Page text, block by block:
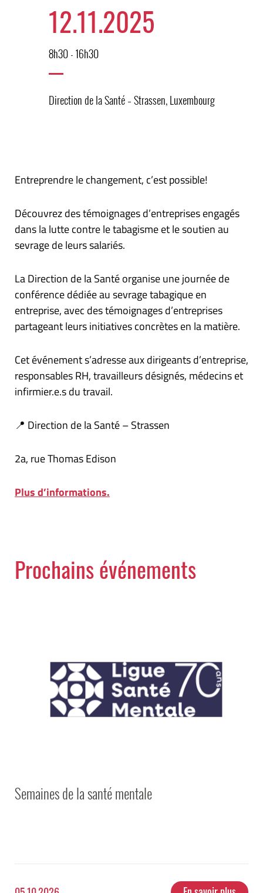
12.11.2025
8h30 - 16h30
Direction de la Santé – Strassen, Luxembourg
Entreprendre le changement, c’est possible!
Découvrez des témoignages d’entreprises engagés
dans la lutte contre le tabagisme et le soutien au
sevrage de leurs salariés.
La Direction de la Santé organise une journée de
conférence dédiée au sevrage tabagique en
entreprise, avec des témoignages d’entreprises
partageant leurs initiatives concrètes en la matière.
Cet événement s’adresse aux dirigeants d’entreprise,
responsables RH, travailleurs désignés, médecins et
infirmier.e.s du travail.
📍 Direction de la Santé – Strassen
2a, rue Thomas Edison
Plus d’informations.
Prochains événements
Semaines de la santé mentale